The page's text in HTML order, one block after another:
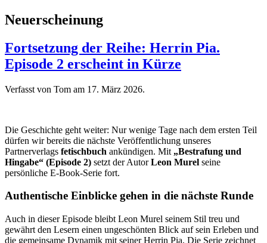
Neuerscheinung
Fortsetzung der Reihe: Herrin Pia.
Episode 2 erscheint in Kürze
Verfasst von Tom am 17. März 2026.
Die Geschichte geht weiter: Nur wenige Tage nach dem ersten Teil
dürfen wir bereits die nächste Veröffentlichung unseres
Partnerverlags fetischbuch ankündigen. Mit „Bestrafung und
Hingabe“ (Episode 2) setzt der AutorLeon Murel seine
persönliche E-Book-Serie fort.
Authentische Einblicke gehen in die nächste Runde
Auch in dieser Episode bleibt Leon Murel seinem Stil treu und
gewährt den Lesern einen ungeschönten Blick auf sein Erleben und
die gemeinsame Dynamik mit seiner Herrin Pia. Die Serie zeichnet